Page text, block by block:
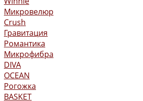
Микровелюр
Crush
Гравитация
Романтика
Микрофибра
DIVA
OCEAN
Рогожка
BASKET